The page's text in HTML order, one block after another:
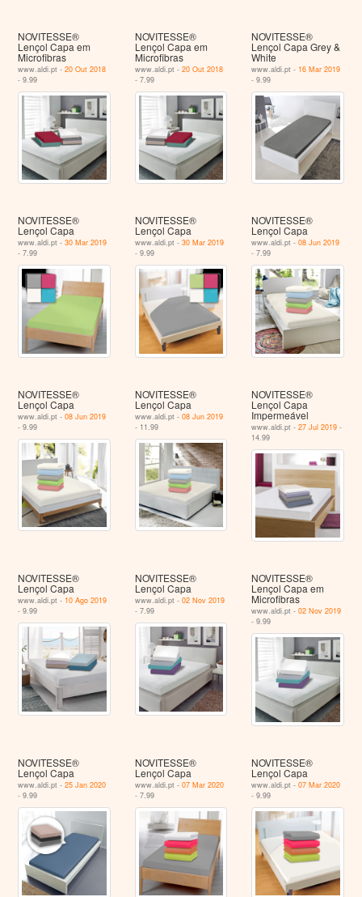
NOVITESSE®
Lençol Capa em
Microfibras
www.aldi.pt -20 Out 2018
- 9.99
NOVITESSE®
Lençol Capa em
Microfibras
www.aldi.pt - 20 Out 2018
- 7.99
NOVITESSE®
Lençol Capa Grey &
White
www.aldi.pt - 16 Mar 2019
- 9.99
NOVITESSE®
Lençol Capa
www.aldi.pt -30 Mar 2019
- 7.99
NOVITESSE®
Lençol Capa
www.aldi.pt - 30 Mar 2019
- 9.99
NOVITESSE®
Lençol Capa
www.aldi.pt -08 Jun 2019
- 7.99
NOVITESSE®
Lençol Capa
www.aldi.pt -08 Jun 2019
- 9.99
NOVITESSE®
Lençol Capa
www.aldi.pt - 08 Jun 2019
- 11.99
NOVITESSE®
Lençol Capa
Impermeável
www.aldi.pt -27 Jul 2019 -
14.99
NOVITESSE®
Lençol Capa
www.aldi.pt - 10 Ago 2019
- 9.99
NOVITESSE®
Lençol Capa
www.aldi.pt - 02 Nov 2019
- 7.99
NOVITESSE®
Lençol Capa em
Microfibras
www.aldi.pt -02 Nov 2019
- 9.99
NOVITESSE®
Lençol Capa
www.aldi.pt -25 Jan 2020
- 9.99
NOVITESSE®
Lençol Capa
www.aldi.pt - 07 Mar 2020
- 7.99
NOVITESSE®
Lençol Capa
www.aldi.pt -07 Mar 2020
- 9.99